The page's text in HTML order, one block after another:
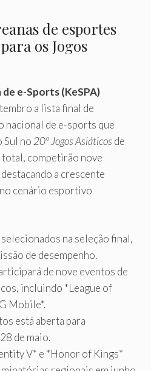
de esportes
os Jogos
e-Sports (KeSPA)
a lista final de
nacional de e-sports que
Sul no 20º Jogos Asiáticos de
competirão nove
a crescente
cenário esportivo
na seleção final,
de desempenho.
de nove eventos de
incluindo *League of
Mobile*.
está aberta para
de maio.
V* e *Honor of Kings*